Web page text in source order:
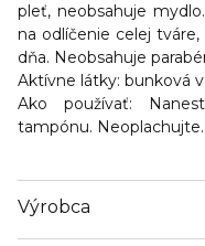
pleť, neobsahuje
na odlíčenie celej
dňa. Neobsahuje
Aktívne látky: bunková
Ako používať:
tampónu. Neoplachujte.
Výrobca